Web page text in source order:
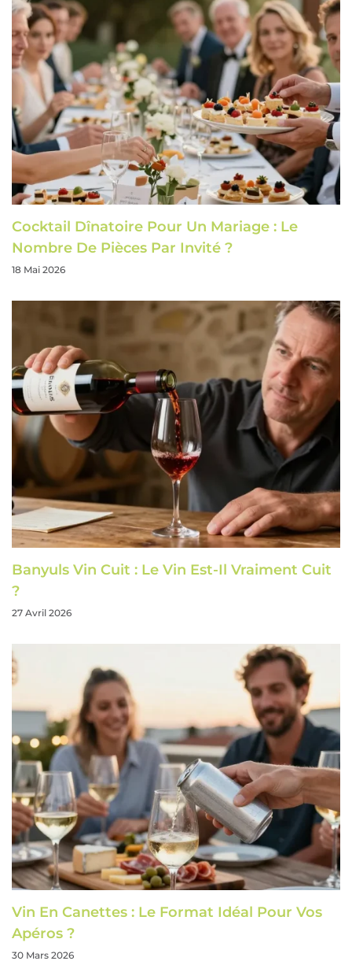
Cocktail Dînatoire Pour Un Mariage : Le
Nombre De Pièces Par Invité ?
18 Mai 2026
Banyuls Vin Cuit : Le Vin Est-Il Vraiment Cuit
?
27 Avril 2026
Vin En Canettes : Le Format Idéal Pour Vos
Apéros ?
30 Mars 2026